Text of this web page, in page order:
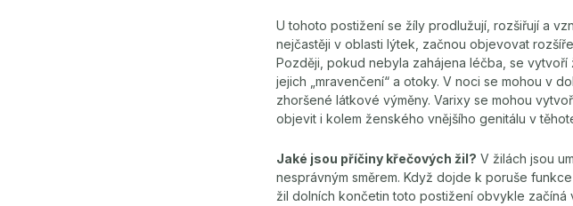
U tohoto postižení se žíly prodlužují, rozšiřují a
nejčastěji v oblasti lýtek, začnou objevovat
Později, pokud nebyla zahájena léčba, se vytvoří
jejich „mravenčení“ a otoky. V noci se mohou v
zhoršené látkové výměny. Varixy se mohou
objevit i kolem ženského vnějšího genitálu v
Jaké jsou příčiny křečových žil? V žilách jsou
nesprávným směrem. Když dojde k poruše
žil dolních končetin toto postižení obvykle